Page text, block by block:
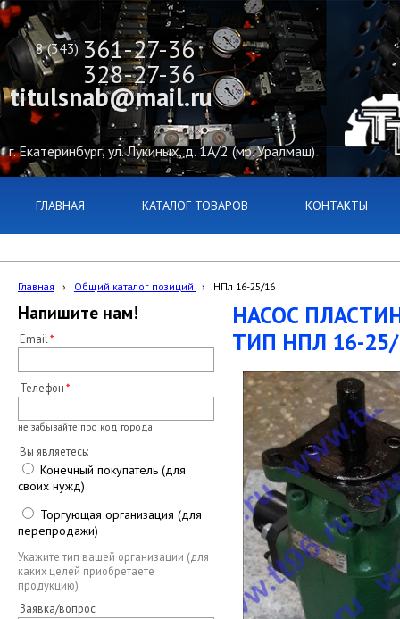
8 (343) 361-27-36
г. Екатеринбург, ул. Лукиных, д. 1А/2 (мр. Уралмаш)
328-27-36
titulsnab@mail.ru
ГЛАВНАЯ КАТАЛОГ ТОВАРОВ КОНТАКТЫ
Главная › Общий каталог позиций › НПл 16-25/16
Напишите нам!
Email
Телефон
не забывайте про код города
Вы являетесь:
Конечный покупатель (для
своих нужд)
Торгующая организация (для
перепродажи)
Укажите тип вашей организации (для
каких целей приобретаете
продукцию)
Заявка/вопрос
НАСОС
ТИП НПЛ 16-